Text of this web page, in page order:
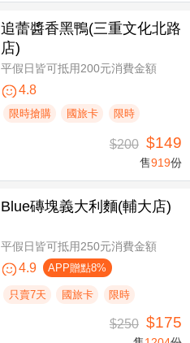
追蕾醬香黑鴨(三重文化北路
店)
平假日皆可抵用200元消費金額
4.8
限時搶購 國旅卡 限時
$200 $149
售919份
Blue磚塊義大利麵(輔大店)
平假日皆可抵用250元消費金額
4.9 APP贈點8%
只賣7天 國旅卡 限時
$250 $175